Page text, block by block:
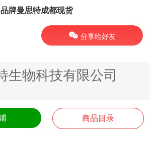
牌曼思特成都现货
分享给好友
生物科技有限公司
商品目录